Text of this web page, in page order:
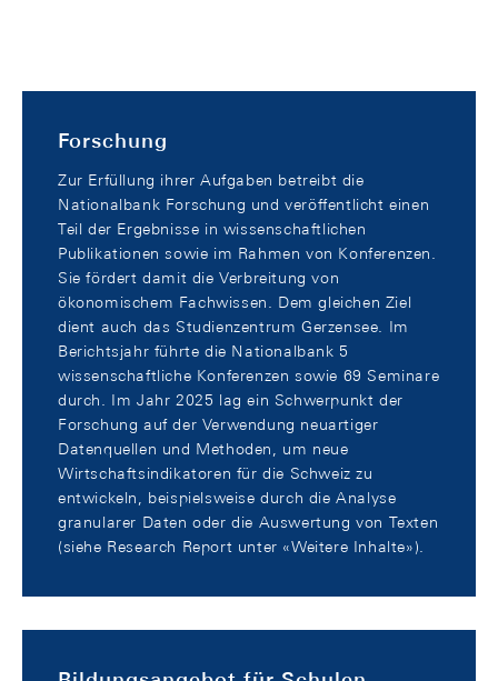
Forschung
Zur Erfüllung ihrer Aufgaben betreibt die
Nationalbank Forschung und veröffentlicht einen
Teil der Ergebnisse in wissenschaftlichen
Publikationen sowie im Rahmen von Konferenzen.
Sie fördert damit die Verbreitung von
ökonomischem Fachwissen. Dem gleichen Ziel
dient auch das Studienzentrum Gerzensee. Im
Berichtsjahr führte die Nationalbank 5
wissenschaftliche Konferenzen sowie 69 Seminare
durch. Im Jahr 2025 lag ein Schwerpunkt der
Forschung auf der Verwendung neuartiger
Datenquellen und Methoden, um neue
Wirtschaftsindikatoren für die Schweiz zu
entwickeln, beispielsweise durch die Analyse
granularer Daten oder die Auswertung von Texten
(siehe Research Report unter «Weitere Inhalte»).